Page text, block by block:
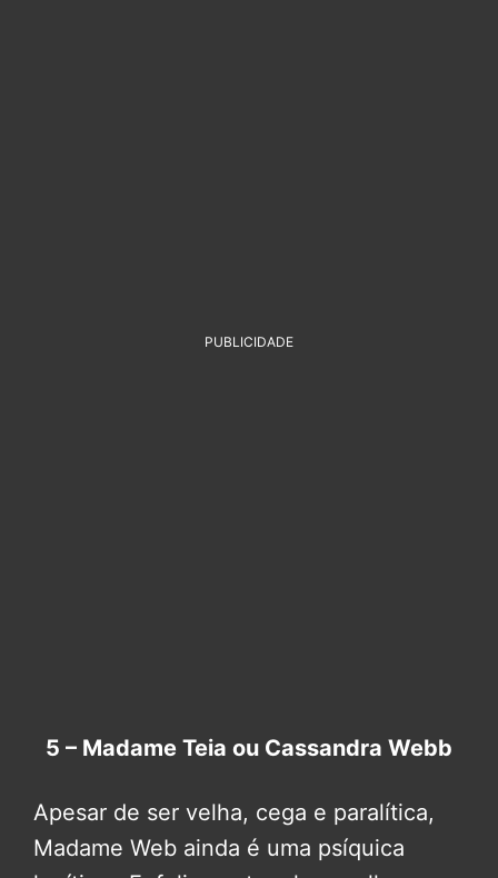
PUBLICIDADE
5 – Madame Teia ou Cassandra Webb
Apesar de ser velha, cega e paralítica,
Madame Web ainda é uma psíquica